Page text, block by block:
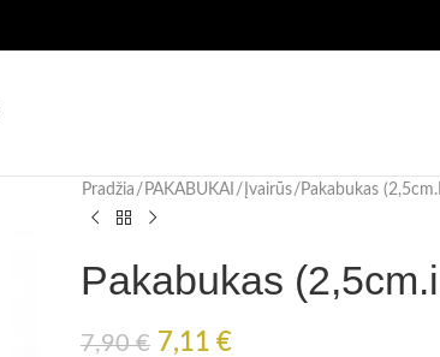
Pradžia PAKABUKAI Įvairūs Pakabukas
Pakabukas
7,90€ 7,11 €